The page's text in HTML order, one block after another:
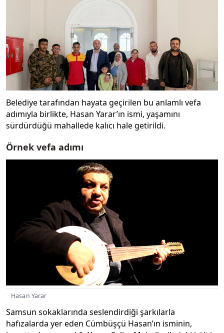
Belediye tarafından hayata geçirilen bu anlamlı vefa
adımıyla birlikte, Hasan Yarar’ın ismi, yaşamını
sürdürdüğü mahallede kalıcı hale getirildi.
Örnek vefa adımı
Hasan Yarar
Samsun sokaklarında seslendirdiği şarkılarla
hafızalarda yer eden Cümbüşçü Hasan’ın isminin,